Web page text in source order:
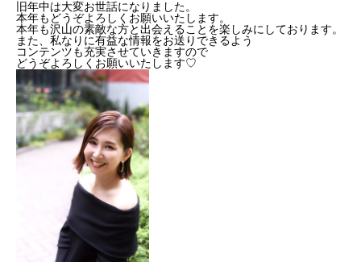
旧年中は大変お世話になりました。
本年もどうぞよろしくお願いいたします。
本年も沢山の素敵な方と出会えることを楽しみにしております。
また、私なりに有益な情報をお送りできるよう
コンテンツも充実させていきますので
どうぞよろしくお願いいたします♡